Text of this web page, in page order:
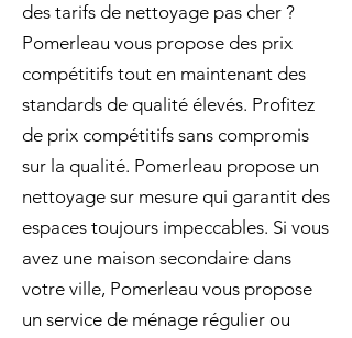
des tarifs de nettoyage pas cher ?
Pomerleau vous propose des prix
compétitifs tout en maintenant des
standards de qualité élevés. Profitez
de prix compétitifs sans compromis
sur la qualité. Pomerleau propose un
nettoyage sur mesure qui garantit des
espaces toujours impeccables. Si vous
avez une maison secondaire dans
votre ville, Pomerleau vous propose
un service de ménage régulier ou